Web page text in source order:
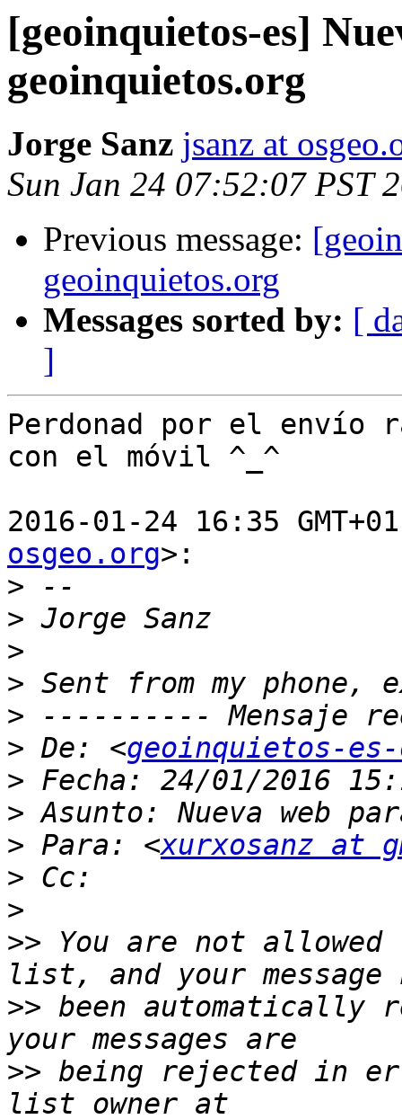
[geoinquietos-es]
geoinquietos.org
Jorge Sanz jsanz at
Sun Jan 24 07:52:07 PST
Previous message:
geoinquietos.org
Messages sorted by: [
]
Perdonad por el envío
con el móvil ^_^
2016-01-24 16:35
osgeo.org>:
>
>
>
>
>
> De: <geoinquietos-
>
>
> Para: <xurxosanz at
>
>
>> You are not
>> been
>> being rejected in